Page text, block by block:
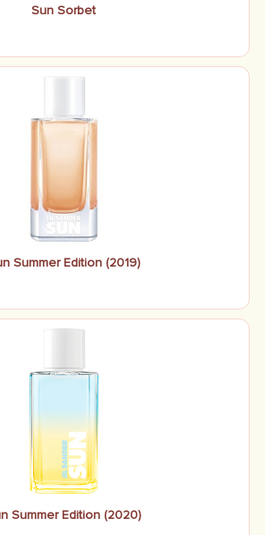
Sun Sorbet
Summer Edition (2019)
Summer Edition (2020)